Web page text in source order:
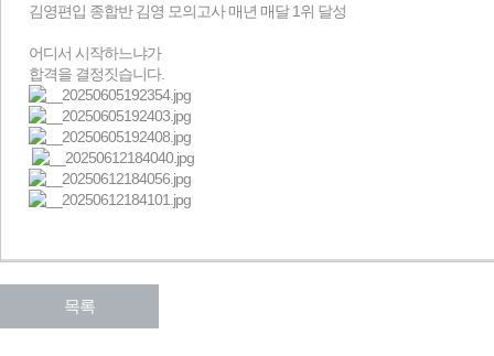
김영편입 종합반 김영 모의고사 매년 매달 1위 달성
어디서 시작하느냐가
합격을 결정짓습니다.
목록